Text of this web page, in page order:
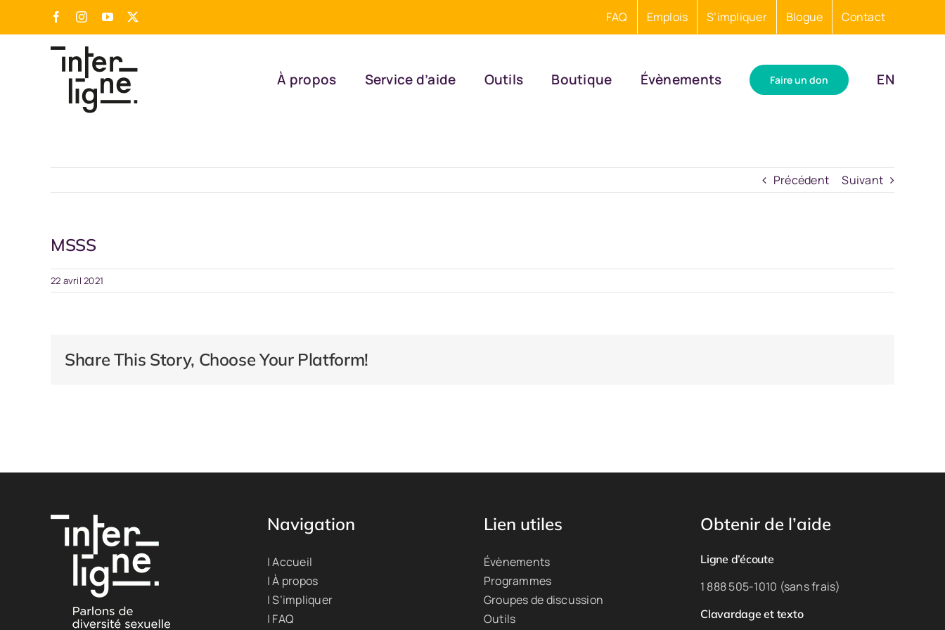
FacebookInstagram
YouTube FAQ Emplois S’impliquer Blogue Contact
À propos Service d’aide Outils Boutique Évènements Faire un don EN
Précédent Suivant
MSSS
22 avril 2021
Share This Story, Choose Your Platform!
Navigation
| Accueil
| À propos
| S’impliquer
| FAQ
Lien utiles
Évènements
Programmes
Groupes de discussion
Outils
Obtenir de l’aide
Ligne d’écoute
1 888 505-1010 (sans frais)
Clavardage et texto